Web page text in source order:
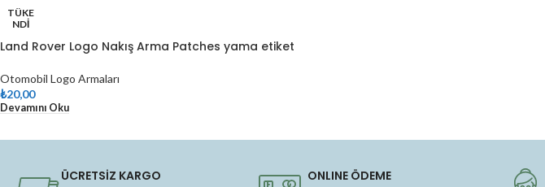
TÜKE
NDI
Land Rover Logo Nakış Arma Patches yama etiket
Otomobil Logo Armaları
₺20,00
Devamını Oku
ÜCRETSİZ KARGO ONLINE ÖDEME